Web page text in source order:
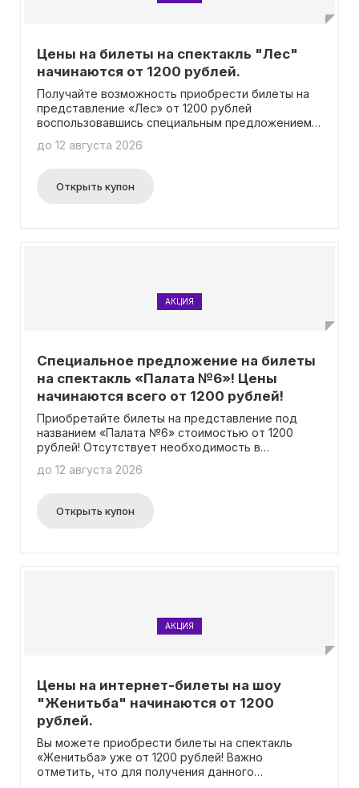
Цены на билеты на спектакль "Лес"
начинаются от 1200 рублей.
Получайте возможность приобрести билеты на
представление «Лес» от 1200 рублей
воспользовавшись специальным предложением!
чтобы получить билеты по выгодной цене.
до 12 августа 2026
Открыть купон
АКЦИЯ
Специальное предложение на билеты
на спектакль «Палата №6»! Цены
начинаются всего от 1200 рублей!
Приобретайте билеты на представление под
названием «Палата №6» стоимостью от 1200
рублей! Отсутствует необходимость в
до 12 августа 2026
Открыть купон
АКЦИЯ
Цены на интернет-билеты на шоу
"Женитьба" начинаются от 1200
рублей.
Вы можете приобрести билеты на спектакль
«Женитьба» уже от 1200 рублей! Важно
отметить, что для получения данного